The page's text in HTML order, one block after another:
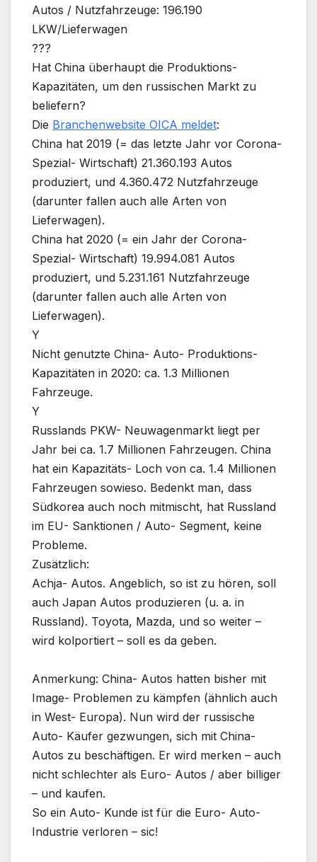
Autos / Nutzfahrzeuge: 196.190
LKW/Lieferwagen
???
Hat China überhaupt die Produktions-
Kapazitäten, um den russischen Markt zu
beliefern?
Die Branchenwebsite OICA meldet:
China hat 2019 (= das letzte Jahr vor Corona-
Spezial- Wirtschaft) 21.360.193 Autos
produziert, und 4.360.472 Nutzfahrzeuge
(darunter fallen auch alle Arten von
Lieferwagen).
China hat 2020 (= ein Jahr der Corona-
Spezial- Wirtschaft) 19.994.081 Autos
produziert, und 5.231.161 Nutzfahrzeuge
(darunter fallen auch alle Arten von
Lieferwagen).
Y
Nicht genutzte China- Auto- Produktions-
Kapazitäten in 2020: ca. 1.3 Millionen
Fahrzeuge.
Y
Russlands PKW- Neuwagenmarkt liegt per
Jahr bei ca. 1.7 Millionen Fahrzeugen. China
hat ein Kapazitäts- Loch von ca. 1.4 Millionen
Fahrzeugen sowieso. Bedenkt man, dass
Südkorea auch noch mitmischt, hat Russland
im EU- Sanktionen / Auto- Segment, keine
Probleme.
Zusätzlich:
Achja- Autos. Angeblich, so ist zu hören, soll
auch Japan Autos produzieren (u. a. in
Russland). Toyota, Mazda, und so weiter –
wird kolportiert – soll es da geben.
Anmerkung: China- Autos hatten bisher mit
Image- Problemen zu kämpfen (ähnlich auch
in West- Europa). Nun wird der russische
Auto- Käufer gezwungen, sich mit China-
Autos zu beschäftigen. Er wird merken – auch
nicht schlechter als Euro- Autos / aber billiger
– und kaufen.
So ein Auto- Kunde ist für die Euro- Auto-
Industrie verloren – sic!